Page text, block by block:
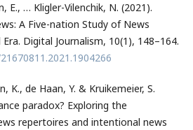
E., … Kligler-Vilenchik, N. (2021).
A Five-nation Study of News
Digital Journalism, 10(1), 148–164.
K., de Haan, Y. & Kruikemeier, S.
paradox? Exploring the
repertoires and intentional news